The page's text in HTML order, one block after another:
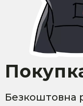
Безкоштовна